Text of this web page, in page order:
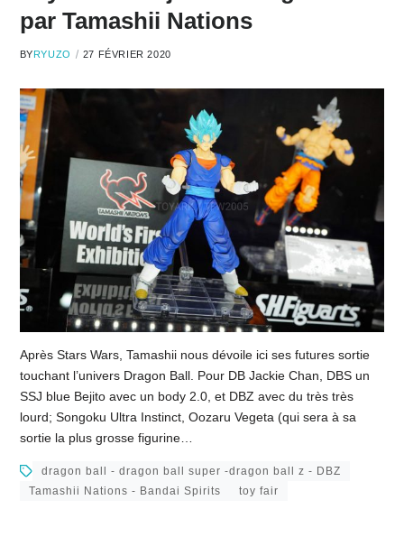
par Tamashii Nations
BY RYUZO 27 FÉVRIER 2020
Après Stars Wars, Tamashii nous dévoile ici ses futures sortie
touchant l’univers Dragon Ball. Pour DB Jackie Chan, DBS un
SSJ blue Bejito avec un body 2.0, et DBZ avec du très très
lourd; Songoku Ultra Instinct, Oozaru Vegeta (qui sera à sa
sortie la plus grosse figurine…
dragon ball - dragon ball super -dragon ball z - DBZ
Tamashii Nations - Bandai Spirits
toy fair